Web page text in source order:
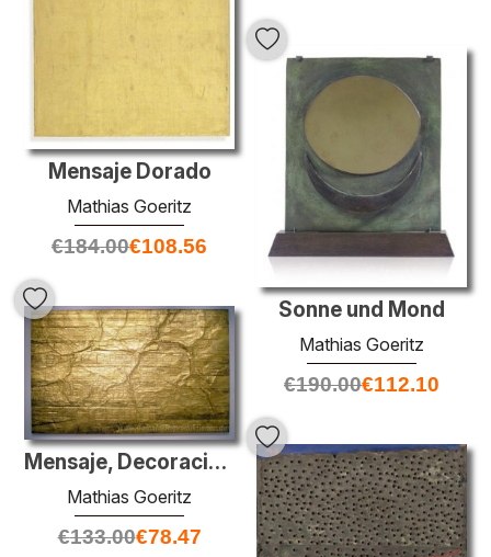
Mensaje Dorado
Mathias Goeritz
€184.00€108.56
Sonne und Mond
Mathias Goeritz
€190.00€112.10
Mensaje, Decoracion Mural
Mathias Goeritz
€133.00€78.47